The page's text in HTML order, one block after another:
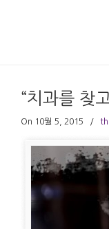
“치과를 찾
On 10월 5, 2015 /